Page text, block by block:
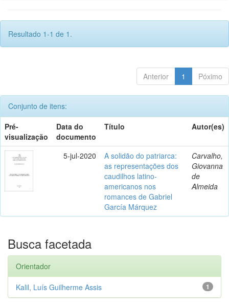
Resultado 1-1 de 1.
Anterior 1 Póximo
Conjunto de itens:
Pré-
visualização
Data do
documento
Título Autor(es)
5-jul-2020
A solidão do patriarca:
as representações dos
caudilhos latino-
americanos nos
romances de Gabriel
García Márquez
Carvalho,
Giovanna
de
Almeida
Busca facetada
Orientador
1
Kalil, Luís Guilherme Assis